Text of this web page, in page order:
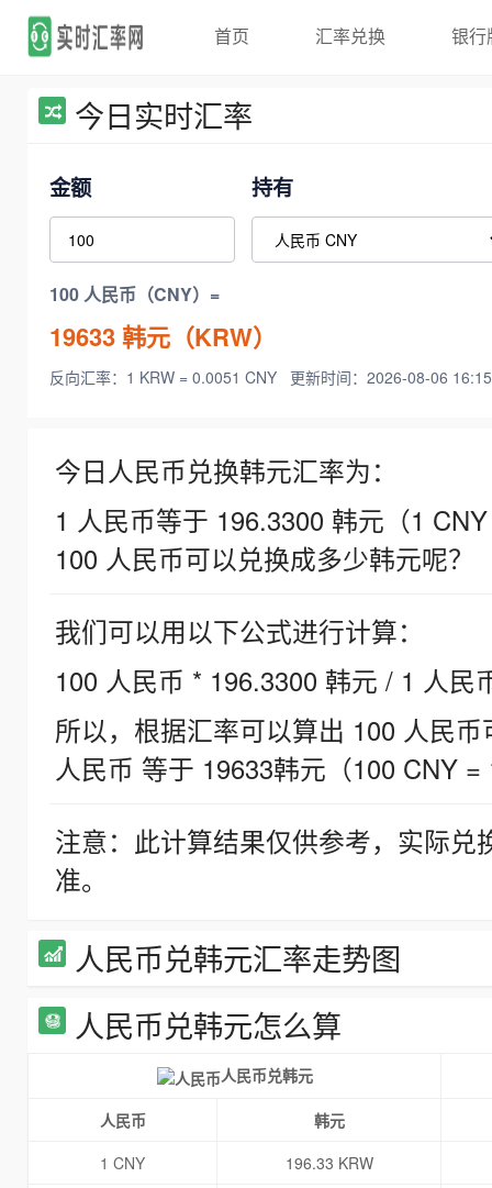
首页 汇率兑换 银行
今日实时汇率
金额 持有
100 人民币（CNY）=
19633韩元（KRW）
反向汇率：1 KRW = 0.0051 CNY 更新时间：2026-08-06
今日人民币兑换韩元汇率为：
1 人民币等于 196.3300 韩元（1
100 人民币可以兑换成多少韩元呢？
我们可以用以下公式进行计算：
100 人民币 * 196.3300 韩元 / 1 人民
所以，根据汇率可以算出 100 人民
人民币 等于 19633韩元（100 CNY =
注意：此计算结果仅供参考，实际
准。
人民币兑韩元汇率走势图
人民币兑韩元怎么算
人民币兑韩元
人民币
韩元
1 CNY
196.33 KRW